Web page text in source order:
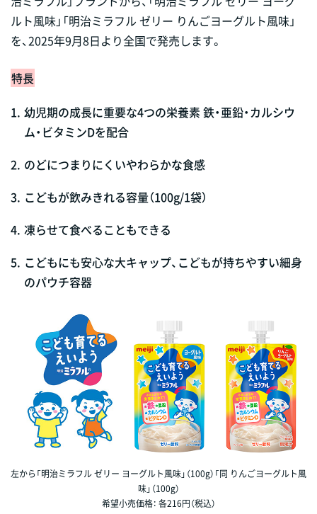
ルト風味」「明治ミラフル ゼリー りんごヨーグルト風味」
を、2025年9月8日より全国で発売します。
特長
1. 幼児期の成長に重要な4つの栄養素 鉄・亜鉛・カルシウ
ム・ビタミンDを配合
2. のどにつまりにくいやわらかな食感
3. こどもが飲みきれる容量（100g/1袋）
4. 凍らせて食べることもできる
5. こどもにも安心な大キャップ、こどもが持ちやすい細身
のパウチ容器
左から「明治ミラフル ゼリー ヨーグルト風味」（100g）「同 りんごヨーグルト風
味」（100g）
希望小売価格： 各216円（税込）